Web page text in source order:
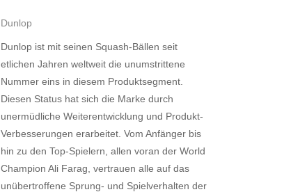
Dunlop
Dunlop ist mit seinen Squash-Bällen seit
etlichen Jahren weltweit die unumstrittene
Nummer eins in diesem Produktsegment.
Diesen Status hat sich die Marke durch
unermüdliche Weiterentwicklung und Produkt-
Verbesserungen erarbeitet. Vom Anfänger bis
hin zu den Top-Spielern, allen voran der World
Champion Ali Farag, vertrauen alle auf das
unübertroffene Sprung- und Spielverhalten der